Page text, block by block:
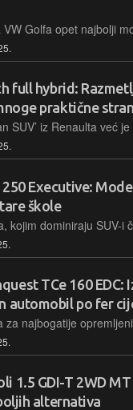
full hybrid:
praktične
Executive:
škole
TCe 160 EDC:
automobil po fer
1.5 GDI-T 2WD
alternativa